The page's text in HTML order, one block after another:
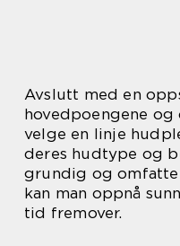
Avslutt med en
hovedpoengene
velge en linje
deres hudtype og
grundig og
kan man oppnå
tid fremover.